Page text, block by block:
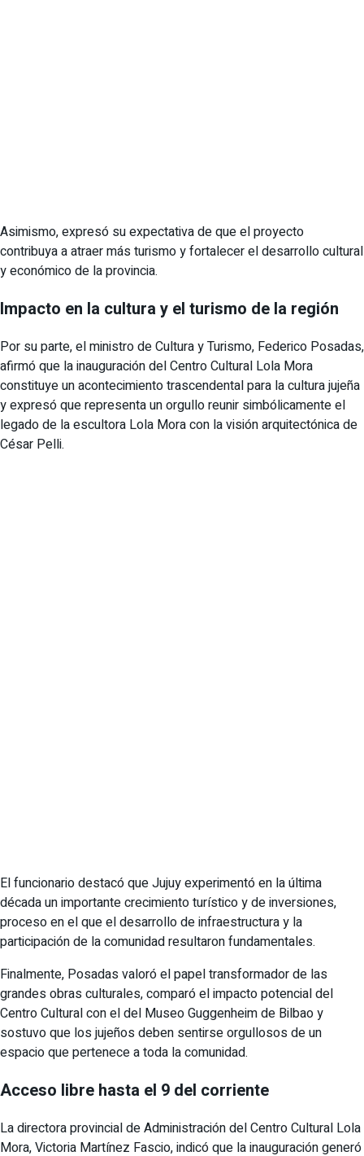
Asimismo, expresó su expectativa de que el proyecto
contribuya a atraer más turismo y fortalecer el desarrollo cultural
y económico de la provincia.
Impacto en la cultura y el turismo de la región
Por su parte, el ministro de Cultura y Turismo, Federico Posadas,
afirmó que la inauguración del Centro Cultural Lola Mora
constituye un acontecimiento trascendental para la cultura jujeña
y expresó que representa un orgullo reunir simbólicamente el
legado de la escultora Lola Mora con la visión arquitectónica de
César Pelli.
El funcionario destacó que Jujuy experimentó en la última
década un importante crecimiento turístico y de inversiones,
proceso en el que el desarrollo de infraestructura y la
participación de la comunidad resultaron fundamentales.
Finalmente, Posadas valoró el papel transformador de las
grandes obras culturales, comparó el impacto potencial del
Centro Cultural con el del Museo Guggenheim de Bilbao y
sostuvo que los jujeños deben sentirse orgullosos de un
espacio que pertenece a toda la comunidad.
Acceso libre hasta el 9 del corriente
La directora provincial de Administración del Centro Cultural Lola
Mora, Victoria Martínez Fascio, indicó que la inauguración generó